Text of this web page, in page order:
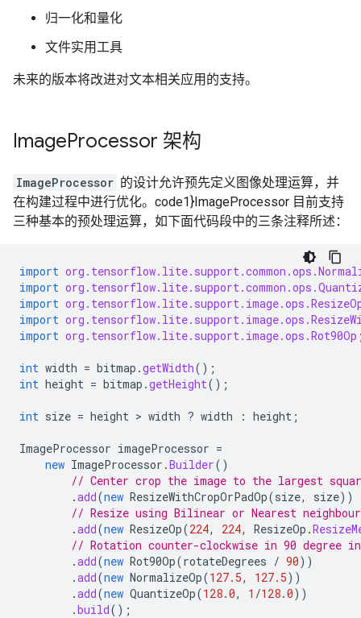
归一化和量化
文件实用工具
未来的版本将改进对文本相关应用的支持。
ImageProcessor 架构
ImageProcessor 的设计允许预先定义图像处理运算，并
在构建过程中进行优化。code1}ImageProcessor 目前支持
三种基本的预处理运算，如下面代码段中的三条注释所述：
import
import
import
import
import org.tensorflow.lite.support.image.ops.Rot90Op
int width = bitmap .getWidth();
int height = bitmap .getHeight();
int size = height > width ? width : height ;
ImageProcessor imageProcessor =
new ImageProcessor .Builder()
// Center crop the image to the largest
.add(new ResizeWithCropOrPadOp(size, size))
// Resize using Bilinear or Nearest neighbour
.add(new ResizeOp(224, 224, ResizeOp .
// Rotation counter-clockwise in 90 degree
.add(new Rot90Op(rotateDegrees / 90))
.add(new NormalizeOp(127.5, 127.5))
.add(new QuantizeOp(128.0, 1 /128.0))
.build();